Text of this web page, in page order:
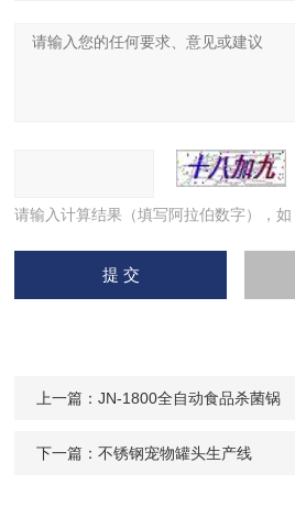
请输入计算结果（填写阿拉伯数字），
上一篇：JN-1800全自动食品杀菌锅
下一篇：不锈钢宠物罐头生产线